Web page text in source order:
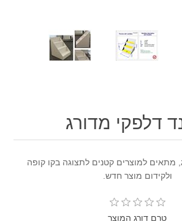
דלפקי מדורג
מתאים למוצרים קטנים לתצוגה בקו קופה
ולקידום מוצר חדש.
טרם דורג המוצר